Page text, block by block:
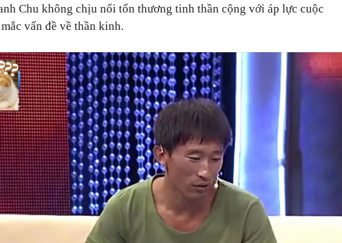
Chu không chịu nổi tổn thương tinh thần cộng với áp lực cuộc
vấn đề về thần kinh.